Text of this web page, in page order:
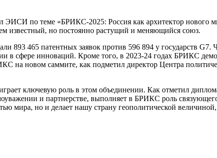
по теме «БРИКС-2025: Россия как архитектор нового
известный, но постоянно растущий и меняющийся союз.
893 465 патентных заявок против 596 894 у государств G7.
в сфере инноваций. Кроме того, в 2023-24 годах БРИКС
на новом саммите, как подметил директор Центра
ключевую роль в этом объединении. Как отметил
и партнерстве, выполняет в БРИКС роль
мира, но и делает нашу страну геополитической